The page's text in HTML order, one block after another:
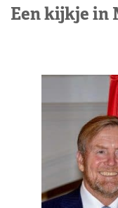
Een kijkje in